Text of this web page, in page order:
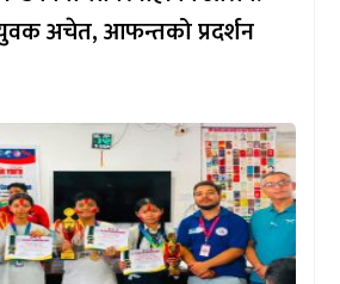
अचेत, आफन्तको प्रदर्शन